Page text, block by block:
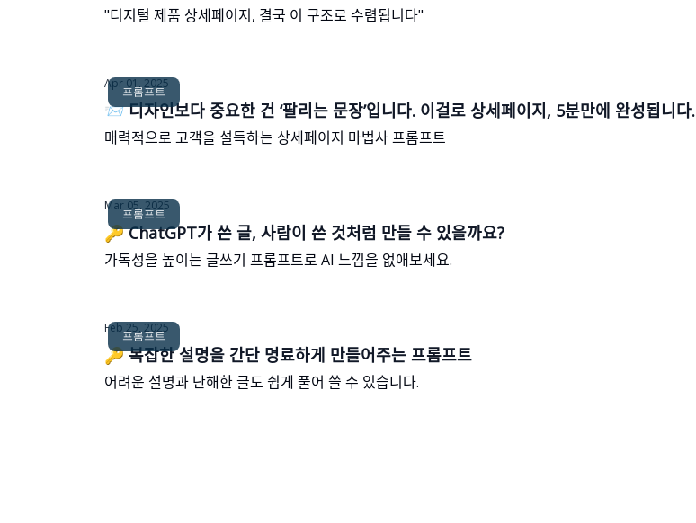
"디지털 제품 상세페이지, 결국 이 구조로 수렴됩니다"
프롬프트
Apr 01, 2025
📨 디자인보다 중요한 건 ‘팔리는 문장’입니다. 이걸로 상세페이지, 5분만에 완성됩니다.
매력적으로 고객을 설득하는 상세페이지 마법사 프롬프트
프롬프트
Mar 05, 2025
🔑 ChatGPT가 쓴 글, 사람이 쓴 것처럼 만들 수 있을까요?
가독성을 높이는 글쓰기 프롬프트로 AI 느낌을 없애보세요.
프롬프트
Feb 25, 2025
🔑 복잡한 설명을 간단 명료하게 만들어주는 프롬프트
어려운 설명과 난해한 글도 쉽게 풀어 쓸 수 있습니다.